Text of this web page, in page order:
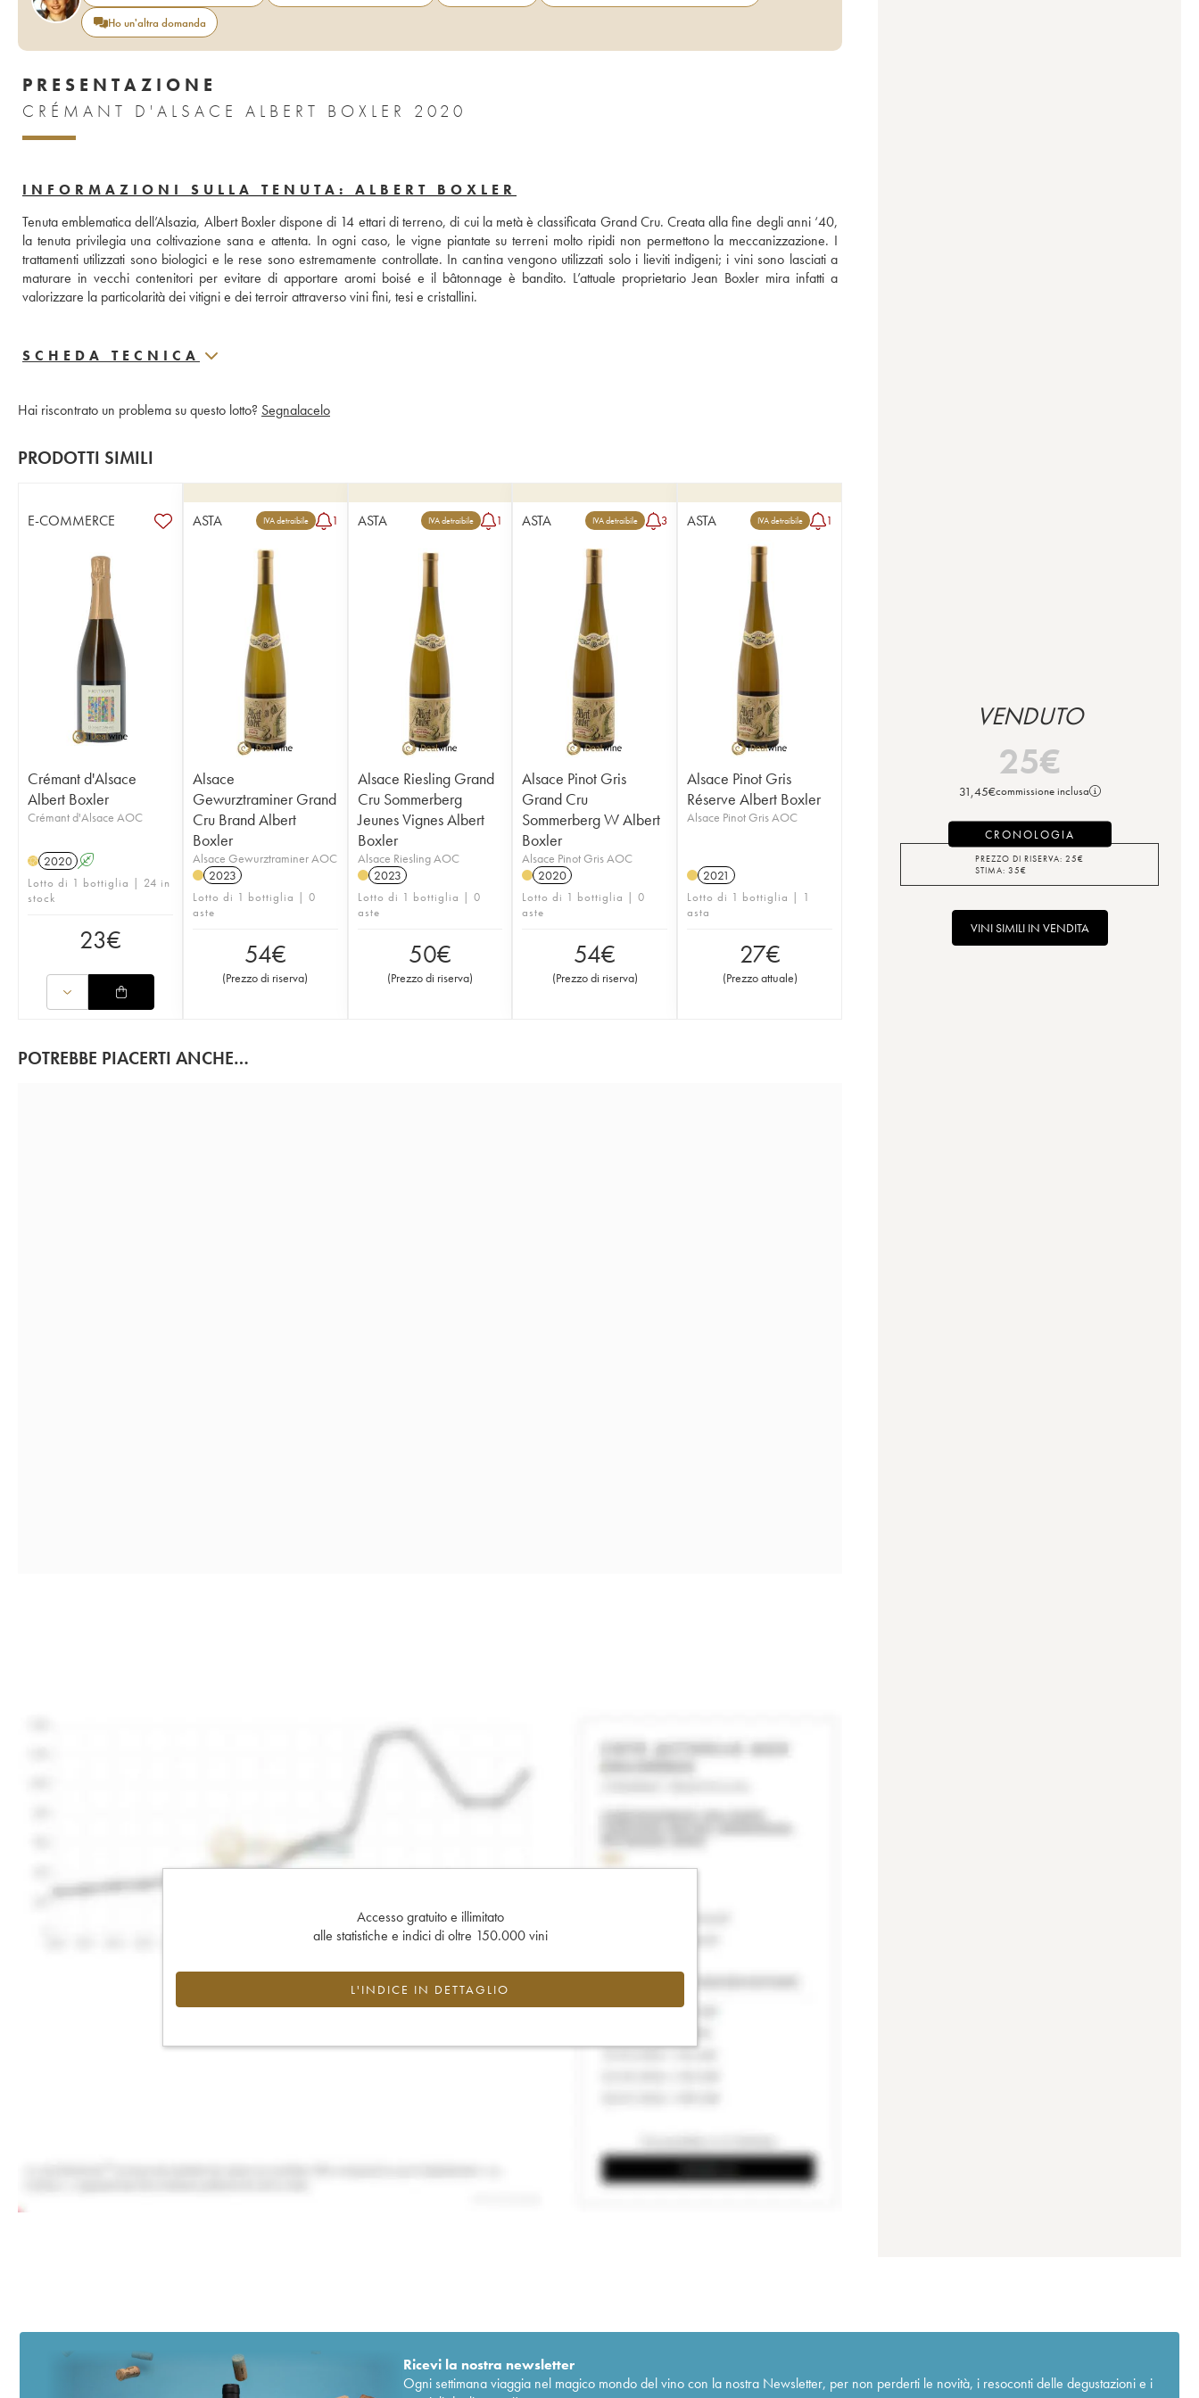
Ho un'altra domanda
PRESENTAZIONE
CRÉMANT D'ALSACE ALBERT BOXLER 2020
INFORMAZIONI SULLA TENUTA: ALBERT BOXLER
Tenuta emblematica dell’Alsazia, Albert Boxler dispone di 14 ettari di terreno, di cui la metà è classificata Grand Cru. Creata alla fine degli anni ‘40,
la tenuta privilegia una coltivazione sana e attenta. In ogni caso, le vigne piantate su terreni molto ripidi non permettono la meccanizzazione. I
trattamenti utilizzati sono biologici e le rese sono estremamente controllate. In cantina vengono utilizzati solo i lieviti indigeni; i vini sono lasciati a
maturare in vecchi contenitori per evitare di apportare aromi boisé e il bâtonnage è bandito. L’attuale proprietario Jean Boxler mira infatti a
valorizzare la particolarità dei vitigni e dei terroir attraverso vini fini, tesi e cristallini.
SCHEDA TECNICA
Hai riscontrato un problema su questo lotto? Segnalacelo
PRODOTTI SIMILI
E-COMMERCE
Crémant d'Alsace
Albert Boxler
Crémant d'Alsace AOC
H 2020 A
Lotto di 1 bottiglia | 24 in
stock
23€
ASTA IVA detraibile 1
Alsace
Gewurztraminer Grand
Cru Brand Albert
Boxler
Alsace Gewurztraminer AOC
2023
Lotto di 1 bottiglia | 0
aste
54€
(Prezzo di riserva)
ASTA IVA detraibile 1
Alsace Riesling Grand
Cru Sommerberg
Jeunes Vignes Albert
Boxler
Alsace Riesling AOC
2023
Lotto di 1 bottiglia | 0
aste
50€
(Prezzo di riserva)
ASTA IVA detraibile 3
Alsace Pinot Gris
Grand Cru
Sommerberg W Albert
Boxler
Alsace Pinot Gris AOC
2020
Lotto di 1 bottiglia | 0
aste
54€
(Prezzo di riserva)
ASTA IVA detraibile 1
Alsace Pinot Gris
Réserve Albert Boxler
Alsace Pinot Gris AOC
2021
Lotto di 1 bottiglia | 1
asta
27€
(Prezzo attuale)
POTREBBE PIACERTI ANCHE…
Accesso gratuito e illimitato
alle statistiche e indici di oltre 150.000 vini
L'INDICE IN DETTAGLIO
VENDUTO
25€
31,45€commissione inclusa
CRONOLOGIA
PREZZO DI RISERVA: 25€
STIMA: 35€
VINI SIMILI IN VENDITA
Ricevi la nostra newsletter
Ogni settimana viaggia nel magico mondo del vino con la nostra Newsletter, per non perderti le novità, i resoconti delle degustazioni e i